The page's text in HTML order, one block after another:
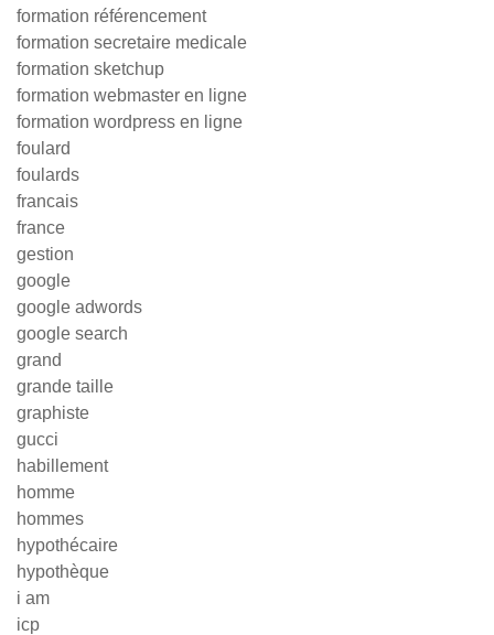
formation référencement
formation secretaire medicale
formation sketchup
formation webmaster en ligne
formation wordpress en ligne
foulard
foulards
francais
france
gestion
google
google adwords
google search
grand
grande taille
graphiste
gucci
habillement
homme
hommes
hypothécaire
hypothèque
i am
icp